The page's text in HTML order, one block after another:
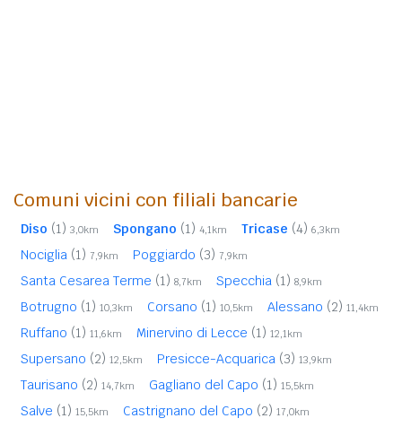
Comuni vicini con filiali bancarie
Diso (1) 3,0km Spongano (1) 4,1km Tricase (4) 6,3km
Nociglia (1) 7,9km Poggiardo (3) 7,9km
Santa Cesarea Terme (1) 8,7km Specchia (1) 8,9km
Botrugno (1) 10,3km Corsano (1) 10,5km Alessano (2) 11,4km
Ruffano (1) 11,6km Minervino di Lecce (1) 12,1km
Supersano (2) 12,5km Presicce-Acquarica (3) 13,9km
Taurisano (2) 14,7km Gagliano del Capo (1) 15,5km
Salve (1) 15,5km Castrignano del Capo (2) 17,0km